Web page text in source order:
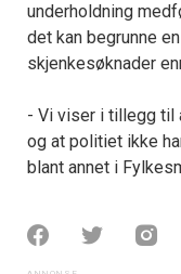
underholdning
det kan begrunne
skjenkesøknader
- Vi viser i tillegg til
og at politiet ikke
blant annet i